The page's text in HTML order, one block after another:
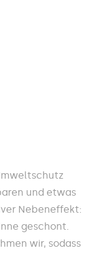
und etwas
Nebeneffekt:
geschont.
wir, sodass